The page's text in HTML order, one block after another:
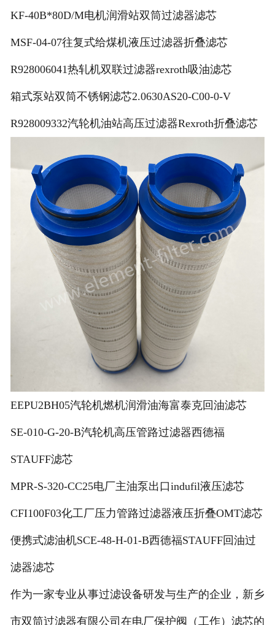
KF-40B*80D/M电机润滑站双筒过滤器滤芯
MSF-04-07往复式给煤机液压过滤器折叠滤芯
R928006041热轧机双联过滤器rexroth吸油滤芯
箱式泵站双筒不锈钢滤芯2.0630AS20-C00-0-V
R928009332汽轮机油站高压过滤器Rexroth折叠滤芯
EEPU2BH05汽轮机燃机润滑油海富泰克回油滤芯
SE-010-G-20-B汽轮机高压管路过滤器西德福
STAUFF滤芯
MPR-S-320-CC25电厂主油泵出口indufil液压滤芯
CFI100F03化工厂压力管路过滤器液压折叠OMT滤芯
便携式滤油机SCE-48-H-01-B西德福STAUFF回油过
滤器滤芯
作为一家专业从事过滤设备研发与生产的企业，新乡
市双筒过滤器有限公司在电厂保护阀（工作）滤芯的